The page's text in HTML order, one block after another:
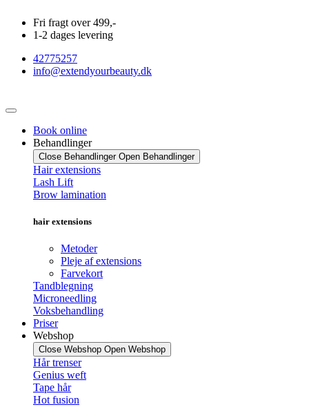
indhold
Fri fragt over 499,-
1-2 dages levering
42775257
info@extendyourbeauty.dk
Book online
Behandlinger
Close Behandlinger Open Behandlinger
Hair extensions
Lash Lift
Brow lamination
hair extensions
Metoder
Pleje af extensions
Farvekort
Tandblegning
Microneedling
Voksbehandling
Priser
Webshop
Close Webshop Open Webshop
Hår trenser
Genius weft
Tape hår
Hot fusion